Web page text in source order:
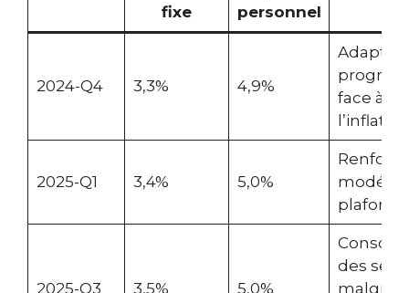
fixe
personnel
2024-Q4 3,3% 4,9%
face à
l’inflation
2025-Q1 3,4% 5,0%
modéré
plafonds
2025-Q3 3,5% 5,0%
des
malgré